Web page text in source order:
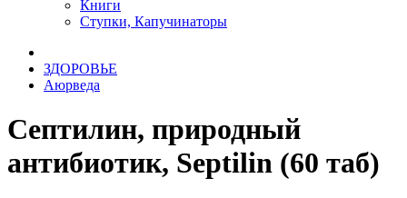
Книги
Ступки, Капучинаторы
ЗДОРОВЬЕ
Аюрведа
Септилин, природный
антибиотик, Septilin (60 таб)